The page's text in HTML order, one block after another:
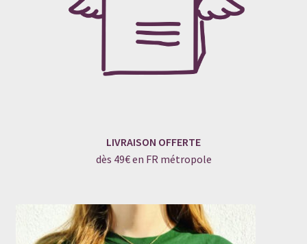
LIVRAISON OFFERTE
dès 49€ en FR métropole